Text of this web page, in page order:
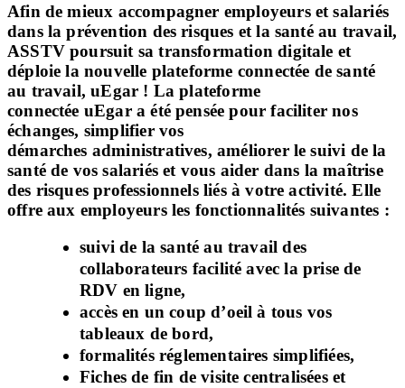
Afin de mieux accompagner employeurs et salariés
dans la prévention des risques et la santé au travail,
ASSTV poursuit sa transformation digitale et
déploie la nouvelle plateforme connectée de santé
au travail, uEgar ! La plateforme
connectée uEgar a été pensée pour faciliter nos
échanges, simplifier vos
démarches administratives, améliorer le suivi de la
santé de vos salariés et vous aider dans la maîtrise
des risques professionnels liés à votre activité. Elle
offre aux employeurs les fonctionnalités suivantes :
suivi de la santé au travail des
collaborateurs facilité avec la prise de
RDV en ligne,
accès en un coup d’oeil à tous vos
tableaux de bord,
formalités réglementaires simplifiées,
Fiches de fin de visite centralisées et